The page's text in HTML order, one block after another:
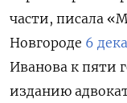
части, писала
Новгороде 6
Иванова к пяти
изданию